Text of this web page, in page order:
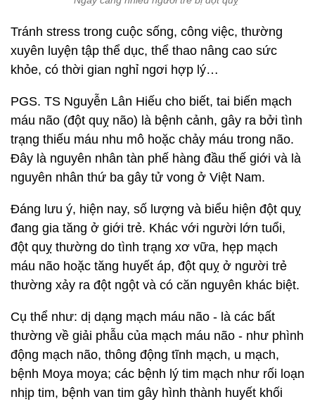
Tránh stress trong cuộc sống, công việc, thường
xuyên luyện tập thể dục, thể thao nâng cao sức
khỏe, có thời gian nghỉ ngơi hợp lý…
PGS. TS Nguyễn Lân Hiếu cho biết, tai biến mạch
máu não (đột quỵ não) là bệnh cảnh, gây ra bởi tình
trạng thiếu máu nhu mô hoặc chảy máu trong não.
Đây là nguyên nhân tàn phế hàng đầu thế giới và là
nguyên nhân thứ ba gây tử vong ở Việt Nam.
Đáng lưu ý, hiện nay, số lượng và biểu hiện đột quỵ
đang gia tăng ở giới trẻ. Khác với người lớn tuổi,
đột quỵ thường do tình trạng xơ vữa, hẹp mạch
máu não hoặc tăng huyết áp, đột quỵ ở người trẻ
thường xảy ra đột ngột và có căn nguyên khác biệt.
Cụ thể như: dị dạng mạch máu não - là các bất
thường về giải phẫu của mạch máu não - như phình
động mạch não, thông động tĩnh mạch, u mạch,
bệnh Moya moya; các bệnh lý tim mạch như rối loạn
nhịp tim, bệnh van tim gây hình thành huyết khối